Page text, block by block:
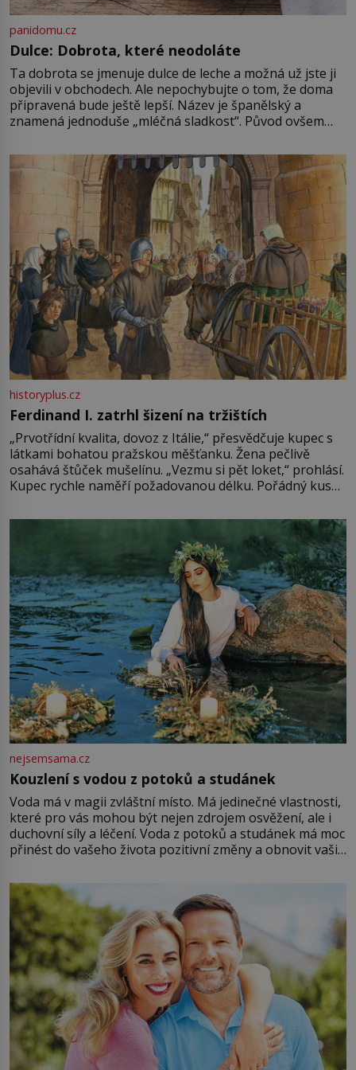
panidomu.cz
Dulce: Dobrota, které neodoláte
Ta dobrota se jmenuje dulce de leche a možná už jste ji
objevili v obchodech. Ale nepochybujte o tom, že doma
připravená bude ještě lepší. Název je španělský a
znamená jednoduše „mléčná sladkost“. Původ ovšem
pře hned několik latinskoamerických zemí a k tomu
Francie, kde se traduje,
historyplus.cz
Ferdinand I. zatrhl šizení na tržištích
„Prvotřídní kvalita, dovoz z Itálie,“ přesvědčuje kupec s
látkami bohatou pražskou měšťanku. Žena pečlivě
osahává štůček mušelínu. „Vezmu si pět loket,“ prohlásí.
Kupec rychle naměří požadovanou délku. Pořádný kus
milostpaní. Stačí jenom na sukni,“ zhodnotí švadlena
množství růžového mušelínu. „Ošidili vás, podívejte.“
Vezme do ruky dřevěnou
nejsemsama.cz
Kouzlení s vodou z potoků a studánek
Voda má v magii zvláštní místo. Má jedinečné vlastnosti,
které pro vás mohou být nejen zdrojem osvěžení, ale i
duchovní síly a léčení. Voda z potoků a studánek má moc
přinést do vašeho života pozitivní změny a obnovit vaši
můžete obohatit své rituály a přinést do svého života
větší harmonii a klid. Je důležité